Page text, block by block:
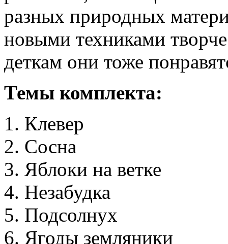
разных природных
новыми техниками
деткам они тоже
Темы комплекта:
Клевер
Сосна
Яблоки на ветке
Незабудка
Подсолнух
Ягоды земляники